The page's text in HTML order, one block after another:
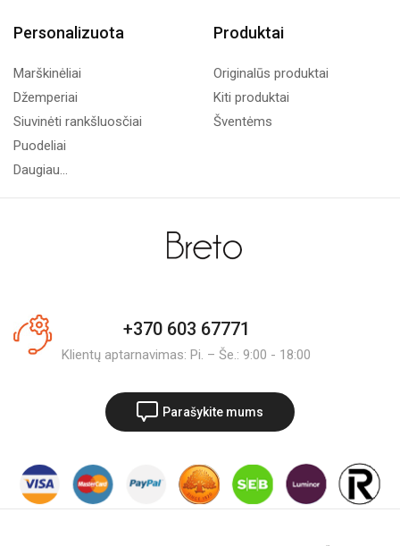
Personalizuota
Marškinėliai
Džemperiai
Siuvinėti rankšluosčiai
Puodeliai
Daugiau...
Produktai
Originalūs produktai
Kiti produktai
Šventėms
+370 603 67771
Klientų aptarnavimas: Pi. – Še.: 9:00 - 18:00
Parašykite mums